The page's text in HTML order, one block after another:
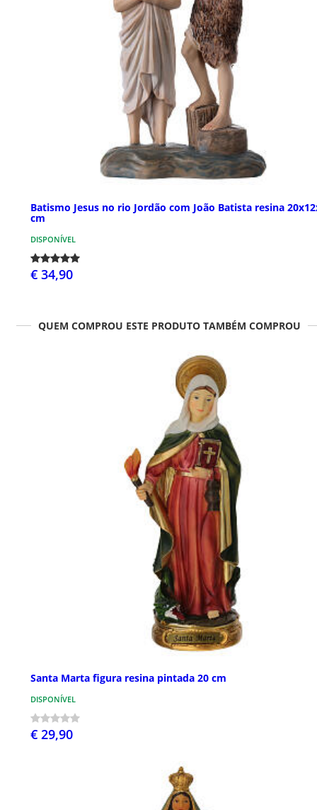
Batismo Jesus no rio Jordão com João Batista resina
cm
DISPONÍVEL
€ 34,90
QUEM COMPROU ESTE PRODUTO TAMBÉM COMPROU
Santa Marta figura resina pintada 20 cm
DISPONÍVEL
€ 29,90